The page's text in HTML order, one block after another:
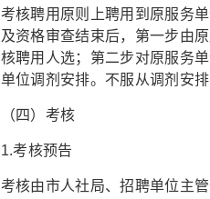
考核聘用原则上聘用到原服务
及资格审查结束后，第一步由
核聘用人选；第二步对原服务
单位调剂安排。不服从调剂安
（四）考核
1.考核预告
考核由市人社局、招聘单位主